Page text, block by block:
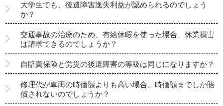
大学生でも、後遺障害逸失利益が認められるのでしょう
か？
交通事故の治療のため、有給休暇を使った場合、休業損害
は請求できるのでしょうか？
自賠責保険と労災の後遺障害の等級は同じになりますか？
修理代が車両の時価額よりも高い場合、時価額までしか賠
償されないのでしょうか？